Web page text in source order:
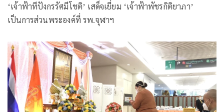
‘เจ้าฟ้าทีปังกรรัศมีโชติ’ เสด็จเยี่ยม ‘เจ้าฟ้าพัชรกิติยาภา’
เป็นการส่วนพระองค์ที่ รพ.จุฬาฯ